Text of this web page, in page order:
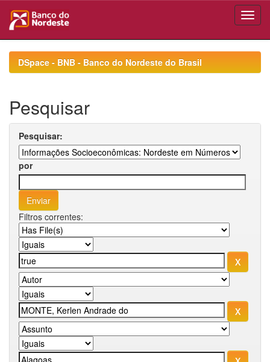
navigationDSpace - BNB - Banco do Nordeste do Brasil
Pesquisar
Pesquisar:
por
Filtros correntes: